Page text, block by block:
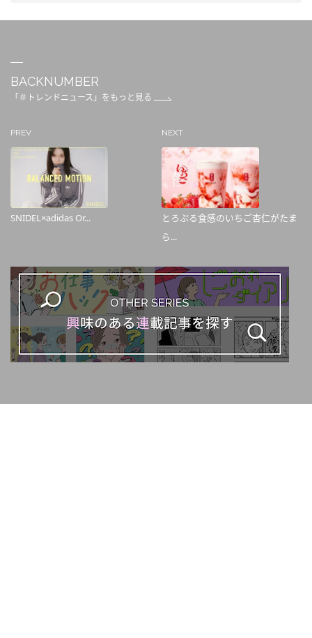
BACKNUMBER
「＃トレンドニュース」をもっと見る
PREV
SNIDEL×adidas Or...
NEXT
とろぷる食感のいちご杏仁がたま
ら...